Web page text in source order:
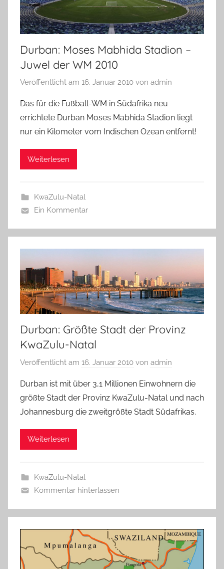
Durban: Moses Mabhida Stadion –
Juwel der WM 2010
Veröffentlicht am 16. Januar 2010 von admin
Das für die Fußball-WM in Südafrika neu
errichtete Durban Moses Mabhida Stadion liegt
nur ein Kilometer vom Indischen Ozean entfernt!
Weiterlesen
KwaZulu-Natal
Ein Kommentar
Durban: Größte Stadt der Provinz
KwaZulu-Natal
Veröffentlicht am 16. Januar 2010 von admin
Durban ist mit über 3,1 Millionen Einwohnern die
größte Stadt der Provinz KwaZulu-Natal und nach
Johannesburg die zweitgrößte Stadt Südafrikas.
Weiterlesen
KwaZulu-Natal
Kommentar hinterlassen